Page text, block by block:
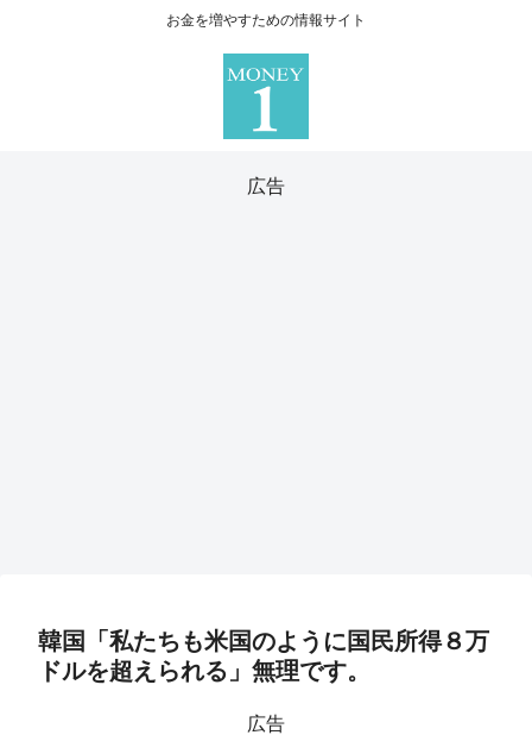
お金を増やすための情報サイト
広告
韓国「私たちも米国のように国民所得８万
ドルを超えられる」無理です。
広告